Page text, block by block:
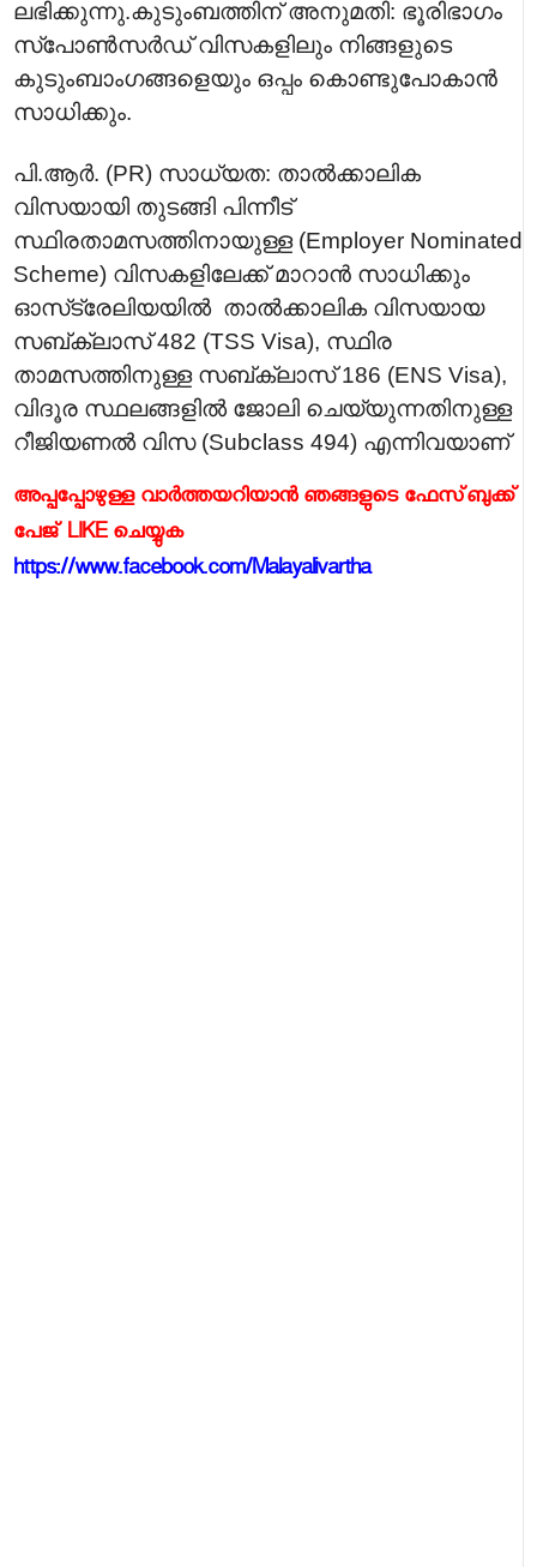
ലഭിക്കുന്നു.കുടുംബത്തിന് അനുമതി: ഭൂരിഭാഗം
സ്പോൺസർഡ് വിസകളിലും നിങ്ങളുടെ
കുടുംബാംഗങ്ങളെയും ഒപ്പം കൊണ്ടുപോകാൻ
സാധിക്കും.
പി.ആർ. (PR) സാധ്യത: താൽക്കാലിക
വിസയായി തുടങ്ങി പിന്നീട്
സ്ഥിരതാമസത്തിനായുള്ള (Employer Nominated
Scheme) വിസകളിലേക്ക് മാറാൻ സാധിക്കും
ഓസ്‌ട്രേലിയയിൽ താൽക്കാലിക വിസയായ
സബ്ക്ലാസ് 482 (TSS Visa), സ്ഥിര
താമസത്തിനുള്ള സബ്ക്ലാസ് 186 (ENS Visa),
വിദൂര സ്ഥലങ്ങളിൽ ജോലി ചെയ്യുന്നതിനുള്ള
റീജിയണൽ വിസ (Subclass 494) എന്നിവയാണ്
അപ്പപ്പോഴുള്ള വാര്‍ത്തയറിയാന്‍ ഞങ്ങളുടെ ഫേസ്‌ബുക്ക്‌
പേജ് LIKE ചെയ്യുക
https://www.facebook.com/Malayalivartha